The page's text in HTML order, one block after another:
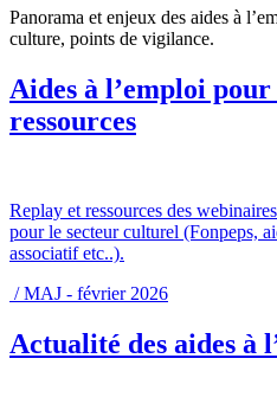
Panorama et enjeux des aides à
culture, points de vigilance.
Aides à l’emploi
ressources
Replay et ressources des
pour le secteur culturel (Fonpeps,
associatif etc..).
/ MAJ - février 2026
Actualité des aides à